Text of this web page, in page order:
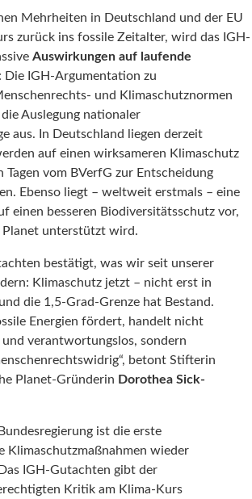
Mehrheiten in Deutschland und der EU
zurück ins fossile Zeitalter, wird das IGH-
Auswirkungen auf laufende
Die IGH-Argumentation zu
und Klimaschutznormen
Auslegung nationaler
aus. In Deutschland liegen derzeit
auf einen wirksameren Klimaschutz
Tagen vom BVerfG zur Entscheidung
Ebenso liegt – weltweit erstmals – eine
einen besseren Biodiversitätsschutz vor,
unterstützt wird.
bestätigt, was wir seit unserer
Klimaschutz jetzt – nicht erst in
die 1,5-Grad-Grenze hat Bestand.
Energien fördert, handelt nicht
verantwortungslos, sondern
betont Stifterin
Planet-Gründerin Dorothea Sick-
ist die erste
Klimaschutzmaßnahmen wieder
IGH-Gutachten gibt der
Kritik am Klima-Kurs